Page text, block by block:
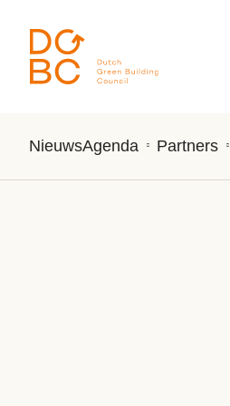
NieuwsAgenda Partners